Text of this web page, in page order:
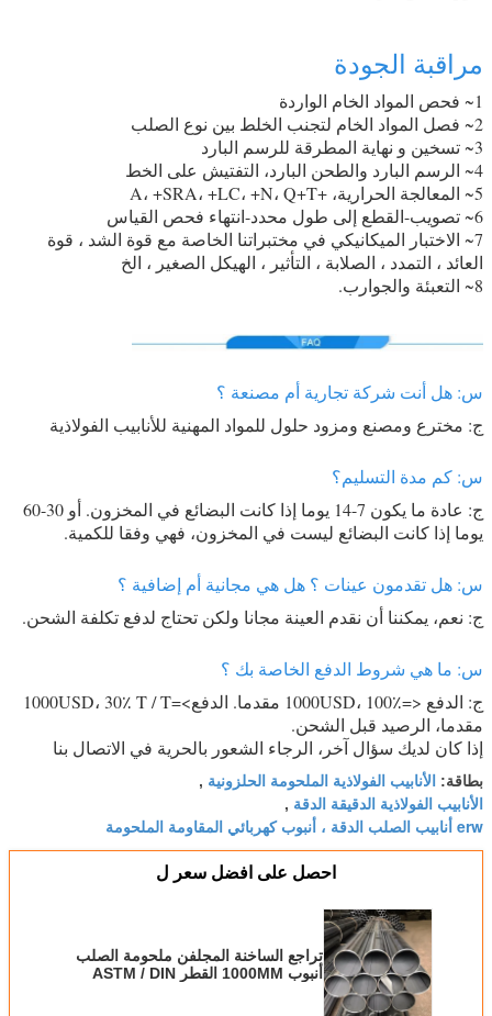
مراقبة الجودة
1~ فحص المواد الخام الواردة
2~ فصل المواد الخام لتجنب الخلط بين نوع الصلب
3~ تسخين و نهاية المطرقة للرسم البارد
4~ الرسم البارد والطحن البارد، التفتيش على الخط
5~ المعالجة الحرارية، +A، +SRA، +LC، +N، Q+T
6~ تصويب-القطع إلى طول محدد-انتهاء فحص القياس
7~ الاختبار الميكانيكي في مختبراتنا الخاصة مع قوة الشد ، قوة
العائد ، التمدد ، الصلابة ، التأثير ، الهيكل الصغير ، الخ
8~ التعبئة والجوارب.
س: هل أنت شركة تجارية أم مصنعة ؟
ج: مخترع ومصنع ومزود حلول للمواد المهنية للأنابيب الفولاذية
س: كم مدة التسليم؟
ج: عادة ما يكون 7-14 يوما إذا كانت البضائع في المخزون. أو 30-60
يوما إذا كانت البضائع ليست في المخزون، فهي وفقا للكمية.
س: هل تقدمون عينات ؟ هل هي مجانية أم إضافية ؟
ج: نعم، يمكننا أن نقدم العينة مجانا ولكن تحتاج لدفع تكلفة الشحن.
س: ما هي شروط الدفع الخاصة بك ؟
ج: الدفع <=1000USD، 100٪ مقدما. الدفع>=1000USD، 30٪ T / T
مقدما، الرصيد قبل الشحن.
إذا كان لديك سؤال آخر، الرجاء الشعور بالحرية في الاتصال بنا
بطاقة: الأنابيب الفولاذية الملحومة الحلزونية ,
الأنابيب الفولاذية الدقيقة الدقة ,
erw أنابيب الصلب الدقة ، أنبوب كهربائي المقاومة الملحومة
احصل على افضل سعر ل
تراجع الساخنة المجلفن ملحومة الصلب
أنبوب 1000MM القطر ASTM / DIN